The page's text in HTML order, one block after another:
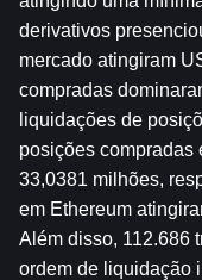
derivativos
mercado atingiram
compradas
liquidações de
posições compradas
33,0381 milhões,
em Ethereum
Além disso, 112.686
ordem de liquidação